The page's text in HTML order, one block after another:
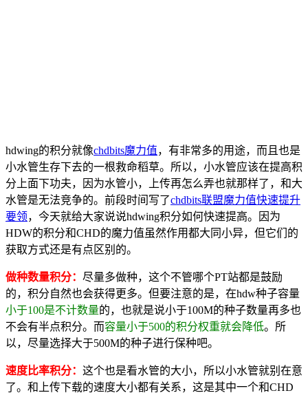
hdwing的积分就像chdbits魔力值，有非常多的用途，而且也是
小水管生存下去的一根救命稻草。所以，小水管应该在提高积
分上面下功夫，因为水管小，上传再怎么弄也就那样了，和大
水管是无法竞争的。前段时间写了chdbits联盟魔力值快速提升
要领，今天就给大家说说hdwing积分如何快速提高。因为
HDW的积分和CHD的魔力值虽然作用都大同小异，但它们的
获取方式还是有点区别的。
做种数量积分： 尽量多做种，这个不管哪个PT站都是鼓励
的，积分自然也会获得更多。但要注意的是，在hdw种子容量
小于100是不计数量的，也就是说小于100M的种子数量再多也
不会有半点积分。而容量小于500的积分权重就会降低。所
以，尽量选择大于500M的种子进行保种吧。
速度比率积分： 这个也是看水管的大小，所以小水管就别在意
了。和上传下载的速度大小都有关系，这是其中一个和CHD